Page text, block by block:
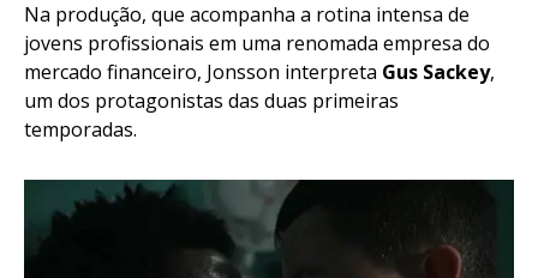
Na produção, que acompanha a rotina intensa de
jovens profissionais em uma renomada empresa do
mercado financeiro, Jonsson interpreta Gus Sackey,
um dos protagonistas das duas primeiras
temporadas.